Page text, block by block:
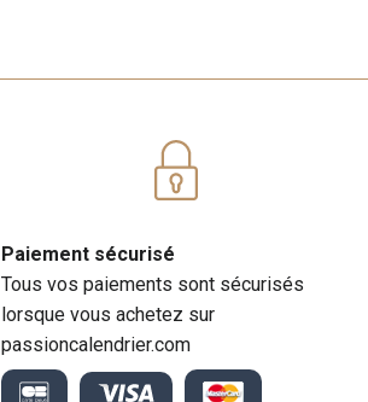
Paiement sécurisé
Tous vos paiements sont sécurisés
lorsque vous achetez sur
passioncalendrier.com